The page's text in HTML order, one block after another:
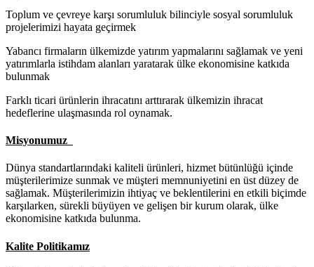
Toplum ve çevreye karşı sorumluluk bilinciyle sosyal sorumluluk
projelerimizi hayata geçirmek
Yabancı firmaların ülkemizde yatırım yapmalarını sağlamak ve yeni
yatırımlarla istihdam alanları yaratarak ülke ekonomisine katkıda
bulunmak
Farklı ticari ürünlerin ihracatını arttırarak ülkemizin ihracat
hedeflerine ulaşmasında rol oynamak.
Misyonumuz
Dünya standartlarındaki kaliteli ürünleri, hizmet bütünlüğü içinde
müşterilerimize sunmak ve müşteri memnuniyetini en üst düzey de
sağlamak. Müşterilerimizin ihtiyaç ve beklentilerini en etkili biçimde
karşılarken, sürekli büyüyen ve gelişen bir kurum olarak, ülke
ekonomisine katkıda bulunma.
Kalite Politikamız